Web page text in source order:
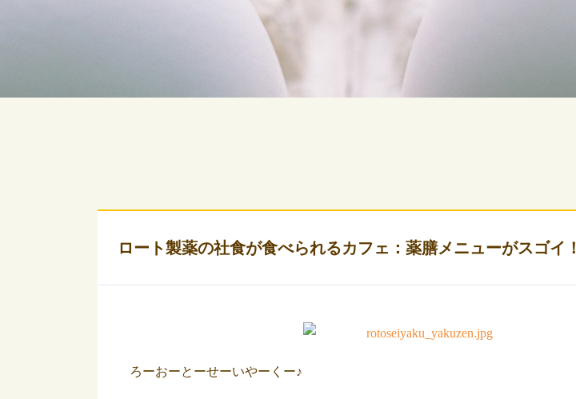
ロート製薬の社食が食べられるカフェ：薬膳メニューがスゴイ！
ろーおーとーせーいやーくー♪